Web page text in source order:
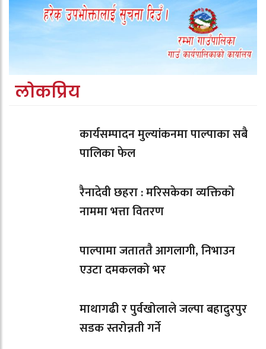
लोकप्रिय
कार्यसम्पादन मुल्यांकनमा पाल्पाका सबै
पालिका फेल
रैनादेवी छहरा : मरिसकेका व्यक्तिको
नाममा भत्ता वितरण
पाल्पामा जताततै आगलागी, निभाउन
एउटा दमकलको भर
माथागढी र पुर्वखोलाले जल्पा बहादुरपुर
सडक स्तरोन्नती गर्ने